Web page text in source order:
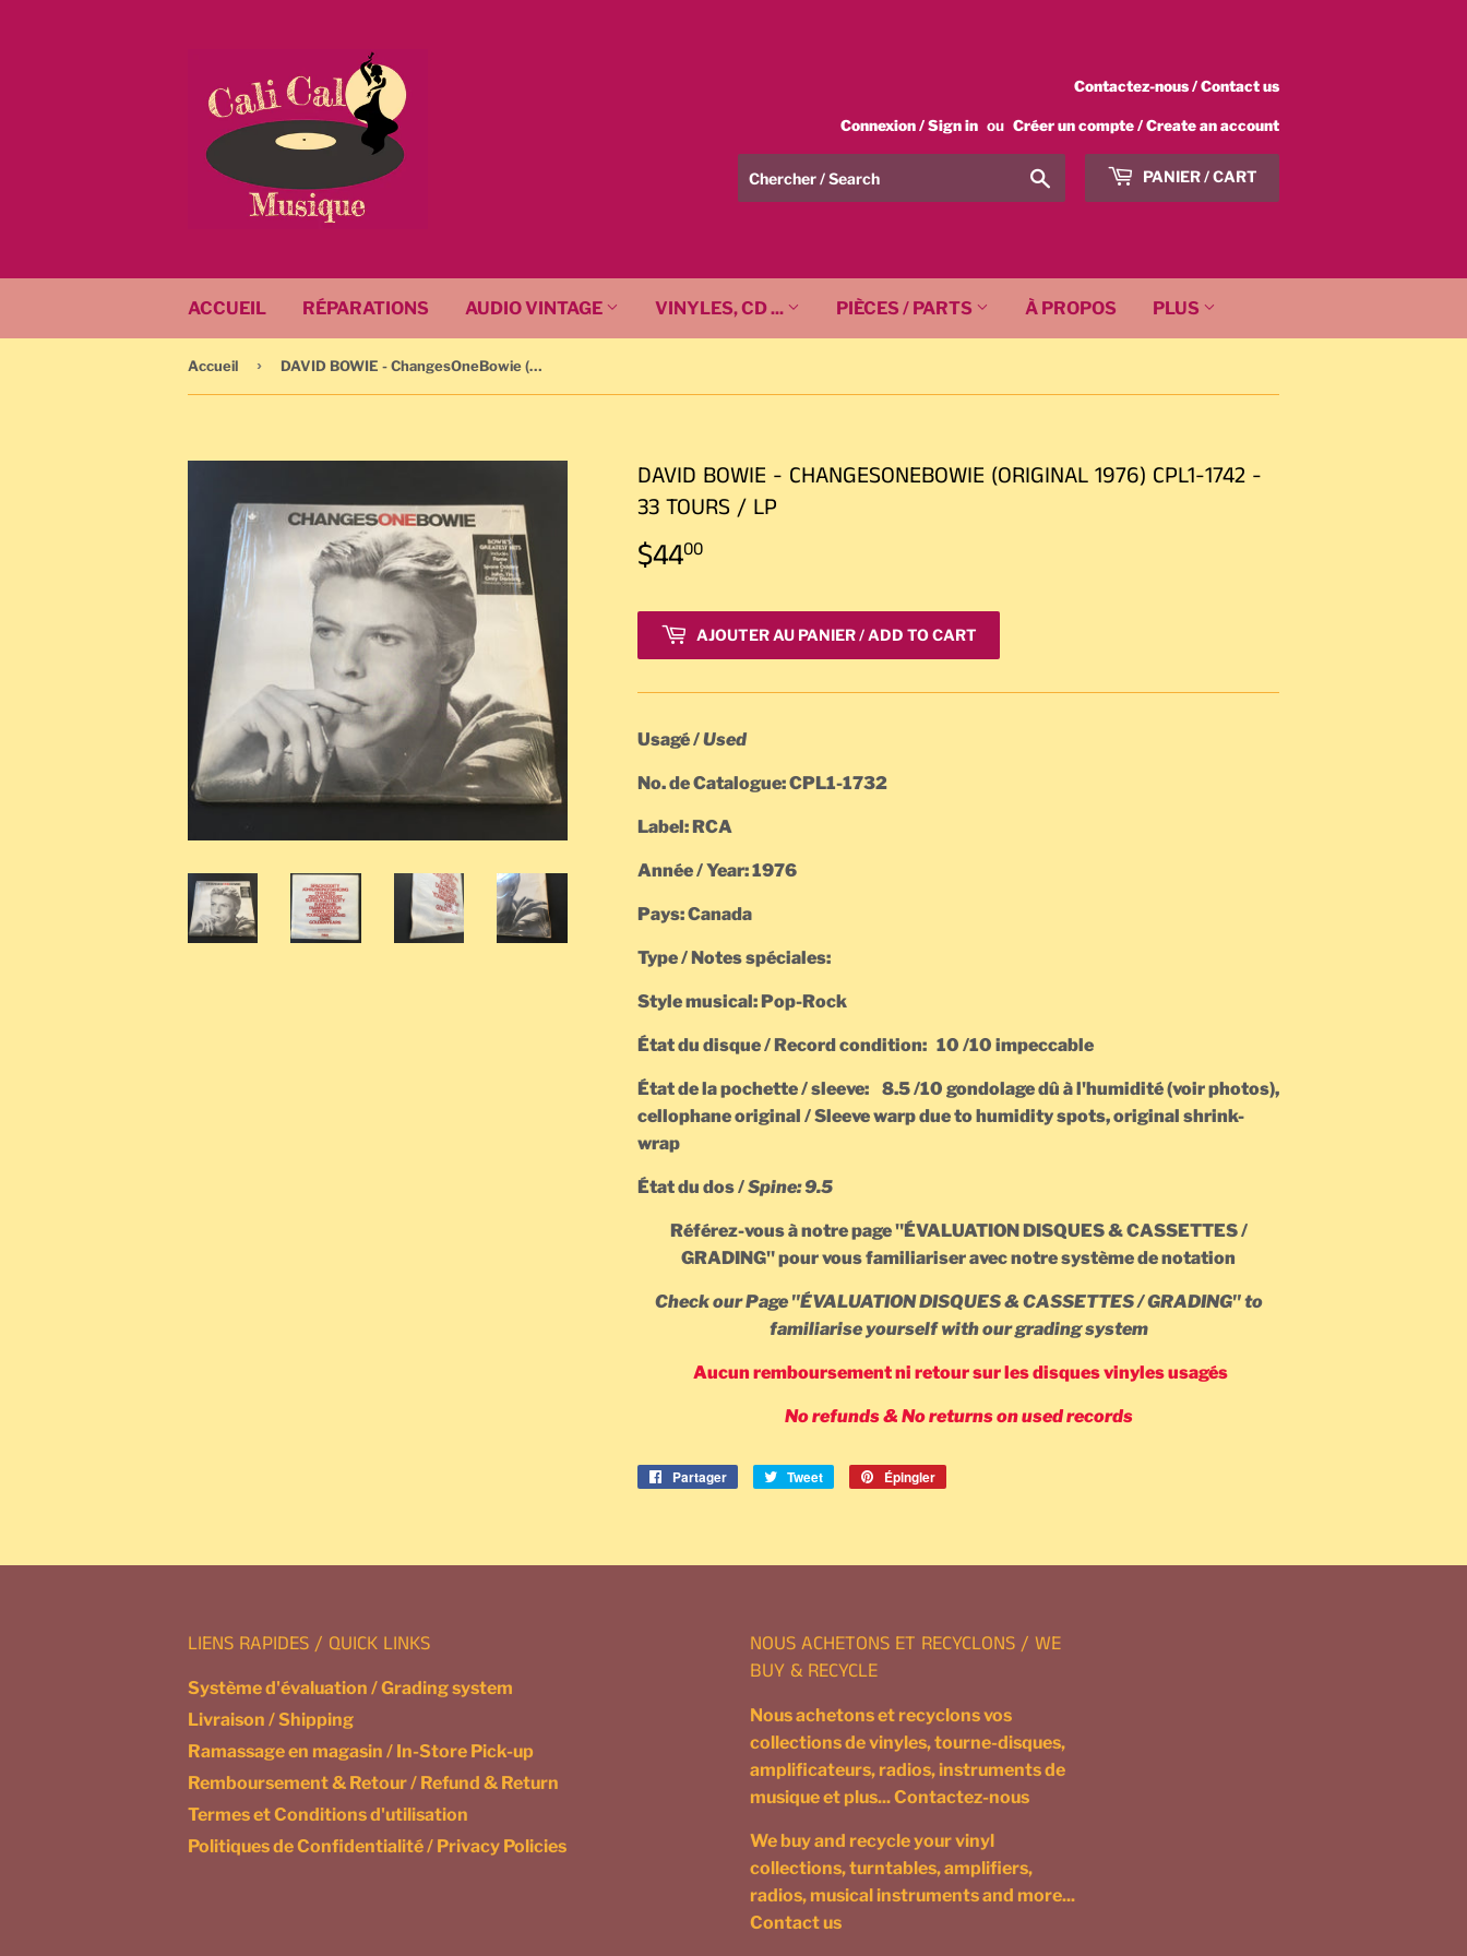
Contactez-nous / Contact us
Connexion / Sign in ou Créer un compte / Create an account
Chercher
/
PANIER / CART
ACCUEIL RÉPARATIONS AUDIO VINTAGE VINYLES, CD ... PIÈCES / PARTS À PROPOS PLUS
Accueil › DAVID BOWIE - ChangesOneBowie (Original 1976) CPL1-1742 - 33 TOURS / LP
DAVID BOWIE - CHANGESONEBOWIE (ORIGINAL 1976) CPL1-1742 -
33 TOURS / LP
$4400
AJOUTER AU PANIER / ADD TO CART
Usagé /Used
No. de Catalogue: CPL1-1732
Label: RCA
Année / Year: 1976
Pays: Canada
Type / Notes spéciales:
Style musical: Pop-Rock
État du disque / Record condition: 10 /10 impeccable
État de la pochette / sleeve: 8.5 /10 gondolage dû à l'humidité (voir photos),
cellophane original / Sleeve warp due to humidity spots, original shrink-
wrap
État du dos /Spine: 9.5
Référez-vous à notre page "ÉVALUATION DISQUES & CASSETTES /
GRADING" pour vous familiariser avec notre système de notation
Check our Page "ÉVALUATION DISQUES & CASSETTES / GRADING" to
familiarise yourself with our grading system
Aucun remboursement ni retoursur les disques vinyles usagés
No refunds & No returns on used records
Partager
PartagerTweet
Tweeter
Épingler
LIENS RAPIDES / QUICK LINKS
Système d'évaluation / Grading system
Livraison / Shipping
Ramassage en magasin / In-Store Pick-up
Remboursement & Retour / Refund & Return
Termes et Conditions d'utilisation
Politiques de Confidentialité / Privacy Policies
NOUS ACHETONS ET RECYCLONS / WE
BUY & RECYCLE
Nous achetons et recyclons vos
collections de vinyles, tourne-disques,
amplificateurs, radios, instruments de
musique et plus... Contactez-nous
We buy and recycle your vinyl
collections, turntables, amplifiers,
radios, musical instruments and more...
Contact us